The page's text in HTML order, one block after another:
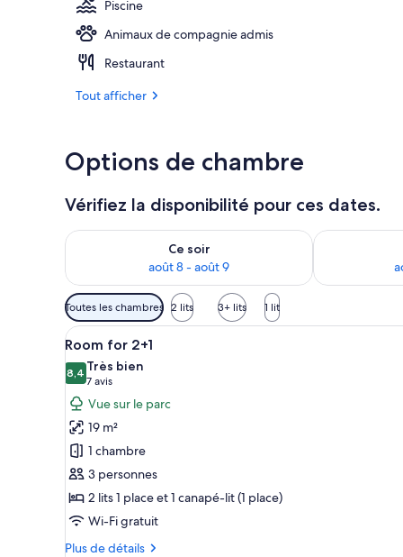
Piscine
Animaux de compagnie admis
Restaurant
Tout afficher
Options de chambre
Vérifiez la disponibilité pour ces dates.
Ce soir
août 8 - août 9
Vérifier la disponibilité pour ce soir août 8 - août 9
Vérifier la
Filtres
disponibles
pour
les
chambres
Toutes les chambres 2 lits 3+ lits 1 lit
Afficher
toutes
les
photos
pour
ce
type
de
chambre :
Room
for
Une chambre d’hôtel
4
Room for 2+1
8,48,4 sur 10
Très bien
7 avis
(7 avis)
Vue sur le parc
19 m²
1 chambre
3 personnes
2 lits 1 place et 1 canapé-lit (1 place)
Wi-Fi gratuit
Plus de détails
Plus